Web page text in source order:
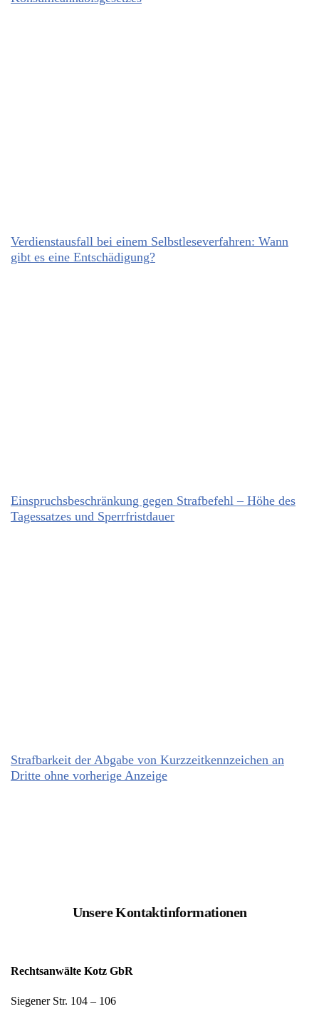
Verdienstausfall bei einem Selbstleseverfahren: Wann
gibt es eine Entschädigung?
Einspruchsbeschränkung gegen Strafbefehl – Höhe des
Tagessatzes und Sperrfristdauer
Strafbarkeit der Abgabe von Kurzzeitkennzeichen an
Dritte ohne vorherige Anzeige
Unsere Kontaktinformationen
Rechtsanwälte Kotz GbR
Siegener Str. 104 – 106